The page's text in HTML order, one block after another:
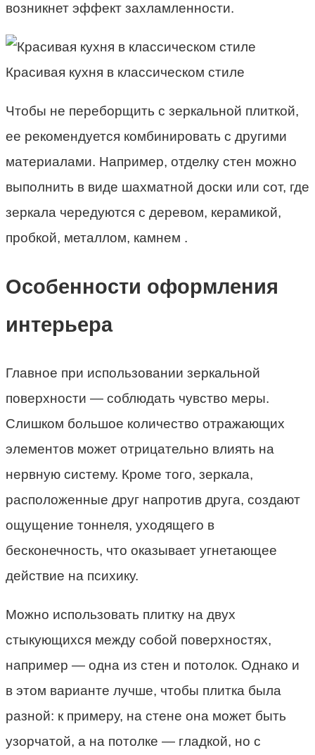
возникнет эффект захламленности.
Красивая кухня в классическом стиле
Чтобы не переборщить с зеркальной плиткой,
ее рекомендуется комбинировать с другими
материалами. Например, отделку стен можно
выполнить в виде шахматной доски или сот, где
зеркала чередуются с деревом, керамикой,
пробкой, металлом, камнем .
Особенности оформления
интерьера
Главное при использовании зеркальной
поверхности — соблюдать чувство меры.
Слишком большое количество отражающих
элементов может отрицательно влиять на
нервную систему. Кроме того, зеркала,
расположенные друг напротив друга, создают
ощущение тоннеля, уходящего в
бесконечность, что оказывает угнетающее
действие на психику.
Можно использовать плитку на двух
стыкующихся между собой поверхностях,
например — одна из стен и потолок. Однако и
в этом варианте лучше, чтобы плитка была
разной: к примеру, на стене она может быть
узорчатой, а на потолке — гладкой, но с